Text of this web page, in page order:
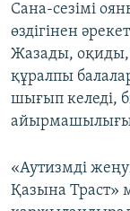
Сана-сезімі
өздігінен
Жазады, оқиды,
құралпы
шығып келеді,
айырмашылығы
«Аутизмді
Қазына Траст»